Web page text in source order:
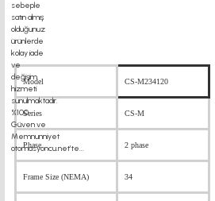
Model CS-M234120
Series CS-M
Phase 2 phase
Frame Size (NEMA) 34